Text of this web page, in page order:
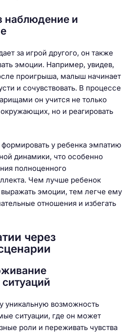
наблюдение и
за игрой другого, он также
эмоции. Например, увидев,
проигрыша, малыш начинает
и сочувствовать. В процессе
он учится не только
окружающих, но и реагировать
у ребенка эмпатию
динамики, что особенно
полноценного
Чем лучше ребенок
выражать эмоции, тем легче ему
отношения и избегать
через
уникальную возможность
ситуации, где он может
роли и переживать чувства